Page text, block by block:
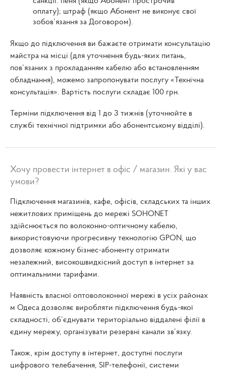
оплату); штраф (якщо Абонент не виконує свої
зобов’язання за Договором).
Якщо до підключення ви бажаєте отримати консультацію
майстра на місці (для уточнення будь-яких питань,
пов’язаних з прокладанням кабелю або встановленням
обладнання), можемо запропонувати послугу «Технічна
консультація». Вартість послуги складає 100 грн.
Терміни підключення від 1 до 3 тижнів (уточнюйте в
службі технічної підтримки або абонентському відділі).
Хочу провести інтернет в офіс / магазин. Які у вас
умови?
Підключення магазинів, кафе, офісів, складських та інших
нежитлових приміщень до мережі SOHONET
здійснюється по волоконно-оптичному кабелю,
використовуючи прогресивну технологію GPON, що
дозволяє кожному бізнес-абоненту отримати
незалежний, високошвидкісний доступ в інтернет за
оптимальними тарифами.
Наявність власної оптоволоконної мережі в усіх районах
м Одеса дозволяє виробляти підключення будь-якої
складності, об’єднувати територіально віддалені філії в
єдину мережу, організувати резервні канали зв’язку.
Також, крім доступу в інтернет, доступні послуги
цифрового телебачення, SIP-телефонії, системи